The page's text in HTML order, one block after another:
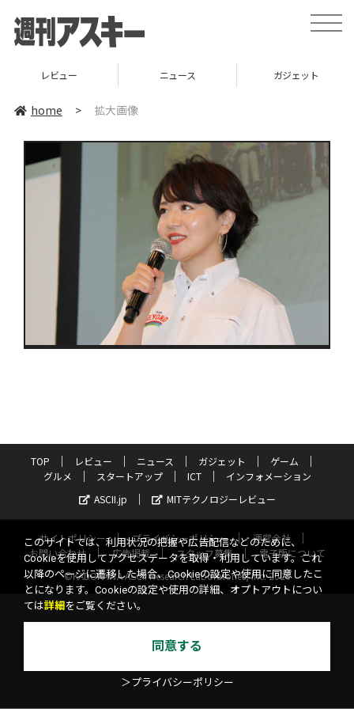
toggle
レビュー ニュース ガジェット
home > 拡大画像
TOP レビュー ニュース ガジェット
ゲーム
グルメ
スタートアップ ICT
インフォメーション
ASCII.jp
MITテクノロジーレビュー
サイトポリシー プライバシーポリシー
運営会社
お問い合わせ
広告掲載 スタッフ募集
電子版について
©KADOKAWA ASCII Research Laboratories, Inc. 2026
このサイトでは、利用状況の把握や広告配信などのために、
Cookieを使用してアクセスデータを取得・利用しています。これ
以降のページに遷移した場合、Cookieの設定や使用に同意したこ
とになります。Cookieの設定や使用の詳細、オプトアウトについ
ては詳細 をご覧ください。
同意する
＞プライバシーポリシー